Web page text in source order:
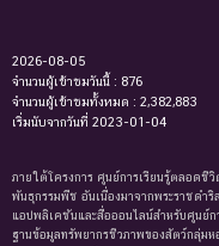
2026-08-05
จำนวนผู้เข้าชมวันนี้ : 876
จำนวนผู้เข้าชมทั้งหมด : 2,382,883
เริ่มนับจากวันที่ 2023-01-04
ภายใต้โครงการ ศูนย์การเรียนรู้ตลอดชี
พันธุกรรมพืช อันเนื่องมาจากพระราชดำ
แอปพลิเคชันและสื่อออนไลน์สำหรับศูนย์
ฐานข้อมูลทรัพยากรชีวภาพของสัตว์กลุ่ม